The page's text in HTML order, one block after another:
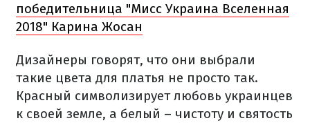
победительница "Мисс Украина Вселенная
2018" Карина Жосан
Дизайнеры говорят, что они выбрали
такие цвета для платья не просто так.
Красный символизирует любовь украинцев
к своей земле, а белый – чистоту и святость